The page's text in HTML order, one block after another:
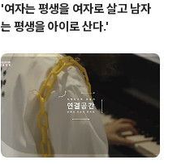
'여자는 평생을 여자로 살고 남자
는 평생을 아이로 산다.'